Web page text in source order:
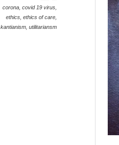
corona ,covid 19 virus
ethics ,ethics of care
kantianism ,utilitariansm